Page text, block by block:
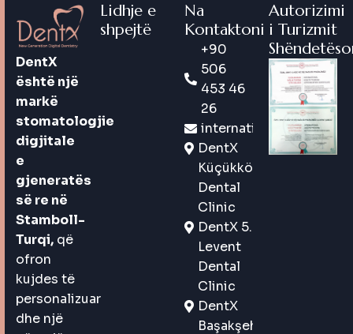
DentX
është një
markë
stomatologjie
digjitale
e
gjeneratës
së re në
Stamboll-
Turqi, që
ofron
kujdes të
personalizuar
dhe një
Lidhje e
shpejtë
Na
Kontaktoni
+90
506
453 46
26
DentX
Küçükköy
Dental
Clinic
DentX 5.
Levent
Dental
Clinic
DentX
Başakşehir
Autorizimi
i Turizmit